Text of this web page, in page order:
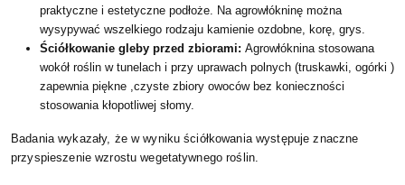
praktyczne i estetyczne podłoże. Na agrowłókninę można
wysypywać wszelkiego rodzaju kamienie ozdobne, korę, grys.
Ściółkowanie gleby przed zbiorami: Agrowłóknina stosowana
wokół roślin w tunelach i przy uprawach polnych (truskawki, ogórki )
zapewnia piękne ,czyste zbiory owoców bez konieczności
stosowania kłopotliwej słomy.
Badania wykazały, że w wyniku ściółkowania występuje znaczne
przyspieszenie wzrostu wegetatywnego roślin.